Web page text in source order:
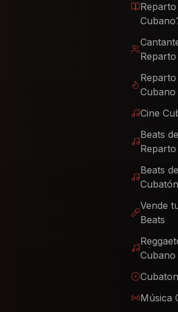
Reparto
Reparto
Reparto
Cubano
Cine
Beats de
Reparto
Beats de
Cubatón
Vende
Beats
Cubano
Cubaton
Música